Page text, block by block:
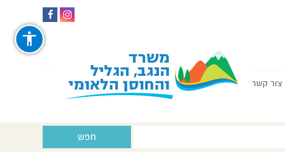
עקבו
אחרינו
ב-
Facebook
עקבו
Instagram
צור קשר
חפש